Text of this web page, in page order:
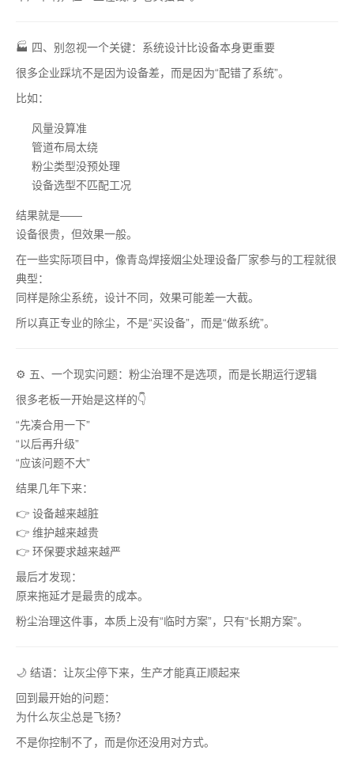
🏭 四、别忽视一个关键：系统设计比设备本身更重要
很多企业踩坑不是因为设备差，而是因为“配错了系统”。
比如：
风量没算准
管道布局太绕
粉尘类型没预处理
设备选型不匹配工况
结果就是——
设备很贵，但效果一般。
在一些实际项目中，像青岛焊接烟尘处理设备厂家参与的工程就很
典型：
同样是除尘系统，设计不同，效果可能差一大截。
所以真正专业的除尘，不是“买设备”，而是“做系统”。
⚙️ 五、一个现实问题：粉尘治理不是选项，而是长期运行逻辑
很多老板一开始是这样的👇
“先凑合用一下”
“以后再升级”
“应该问题不大”
结果几年下来：
👉 设备越来越脏
👉 维护越来越贵
👉 环保要求越来越严
最后才发现：
原来拖延才是最贵的成本。
粉尘治理这件事，本质上没有“临时方案”，只有“长期方案”。
🌙 结语：让灰尘停下来，生产才能真正顺起来
回到最开始的问题：
为什么灰尘总是飞扬？
不是你控制不了，而是你还没用对方式。